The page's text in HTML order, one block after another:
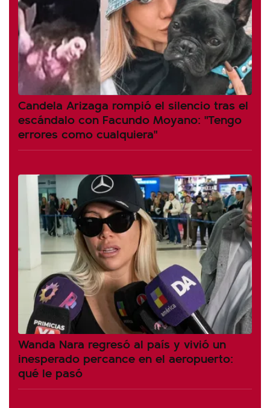
Candela Arizaga rompió el silencio tras el
escándalo con Facundo Moyano: "Tengo
errores como cualquiera"
Wanda Nara regresó al país y vivió un
inesperado percance en el aeropuerto:
qué le pasó